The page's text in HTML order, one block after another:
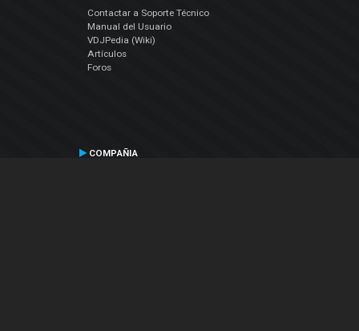
Contactar a Soporte Técnico
Manual del Usuario
VDJPedia (Wiki)
Artículos
Foros
COMPAÑIA